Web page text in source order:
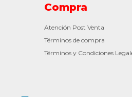
Compra
Atención Post Venta
Términos de compra
Términos y Condiciones